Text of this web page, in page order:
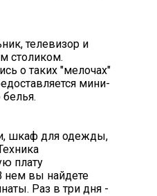
телевизор и
столиком.
о таких "мелочах"
мини-
шкаф для одежды,
плату
нем вы найдете
Раз в три дня -